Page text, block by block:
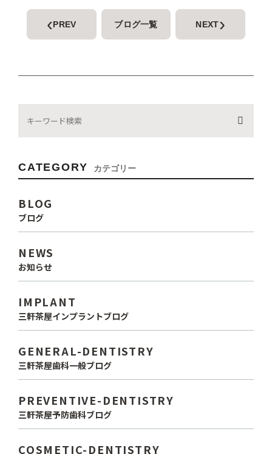
‹PREV ブログ一覧 NEXT›
CATEGORY カテゴリー
BLOG
ブログ
NEWS
お知らせ
IMPLANT
三軒茶屋インプラントブログ
GENERAL-DENTISTRY
三軒茶屋歯科一般ブログ
PREVENTIVE-DENTISTRY
三軒茶屋予防歯科ブログ
COSMETIC-DENTISTRY